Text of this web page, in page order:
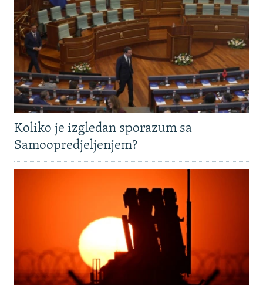
Koliko je izgledan sporazum sa
Samoopredjeljenjem?